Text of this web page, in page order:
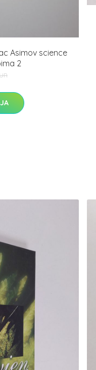
Asimov science
2